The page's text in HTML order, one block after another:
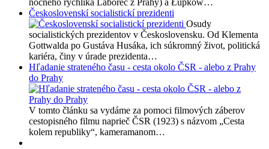
nočného rýchlika Laborec z Prahy) a Łupków…
Československí socialistickí prezidenti
Osudy
socialistických prezidentov v Československu. Od Klementa
Gottwalda po Gustáva Husáka, ich súkromný život, politická
kariéra, činy v úrade prezidenta…
Hľadanie strateného času - cesta okolo ČSR - alebo z Prahy
do Prahy
V tomto článku sa vydáme za pomoci filmových záberov
cestopisného filmu naprieč ČSR (1923) s názvom „Cesta
kolem republiky“, kameramanom…